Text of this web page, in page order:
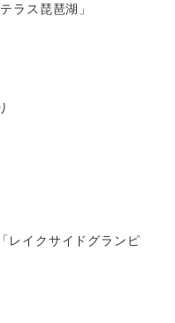
ラス琵琶湖」
レイクサイドグランピ